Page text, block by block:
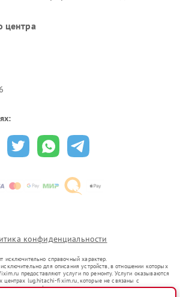
центра
конфиденциальности
исключительно справочный характер.
для описания устройств, в отношении которых
предоставляют услуги по ремонту. Услуги оказываются
центрах lug.hitachi-fixim.ru, которые не связаны с
или их официальными представителями.
уже введенных в гражданский оборот в соответствии